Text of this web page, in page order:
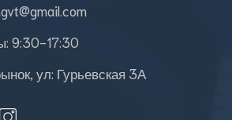
9:30-17:30
ул: Гурьевская 3А